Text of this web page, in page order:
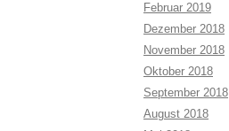
Februar 2019
Dezember 2018
November 2018
Oktober 2018
September 2018
August 2018